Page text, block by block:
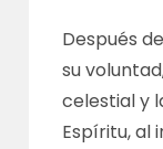
Después
su
celestial y
Espíritu, al